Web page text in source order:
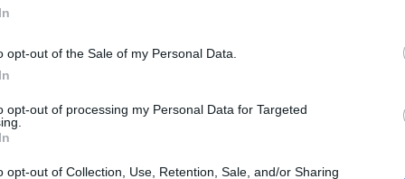
opt-out of the Sale of my Personal Data.
opt-out of processing my Personal Data for Targeted
opt-out of Collection, Use, Retention, Sale, and/or Sharing
Mais à la différence d’une simple infection virale, la
attaques successives des globules rouges par le